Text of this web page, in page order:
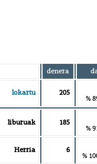
denera
lokartu 205
%
liburuak 185
%
Herria 6
%